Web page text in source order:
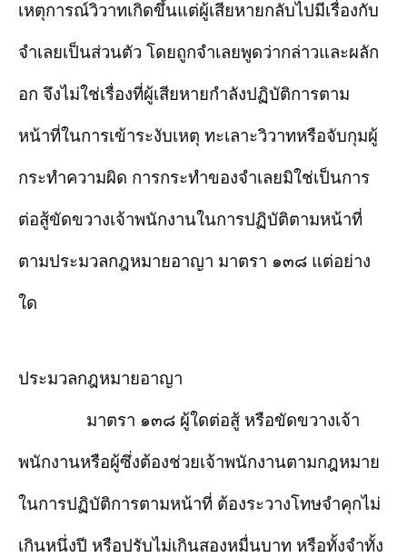
เหตุการณ์วิวาทเกิดขึ้นแต่ผู้เสียหายกลับไปมีเรื่องกับ
จำเลยเป็นส่วนตัว โดยถูกจำเลยพูดว่ากล่าวและผลัก
อก จึงไม่ใช่เรื่องที่ผู้เสียหายกำลังปฏิบัติการตาม
หน้าที่ในการเข้าระงับเหตุ ทะเลาะวิวาทหรือจับกุมผู้
กระทำความผิด การกระทำของจำเลยมิใช่เป็นการ
ต่อสู้ขัดขวางเจ้าพนักงานในการปฏิบัติตามหน้าที่
ตามประมวลกฎหมายอาญา มาตรา ๑๓๘ แต่อย่าง
ใด
ประมวลกฎหมายอาญา
มาตรา ๑๓๘ ผู้ใดต่อสู้ หรือขัดขวางเจ้า
พนักงานหรือผู้ซึ่งต้องช่วยเจ้าพนักงานตามกฎหมาย
ในการปฏิบัติการตามหน้าที่ ต้องระวางโทษจำคุกไม่
เกินหนึ่งปี หรือปรับไม่เกินสองหมื่นบาท หรือทั้งจำทั้ง